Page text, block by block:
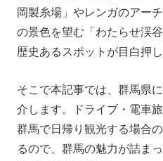
群馬の日帰り観光にぴっ
快適な群馬観光の必需品
群馬の日帰り電車旅にお
群馬で四季を感じられる
まとめ
岡製糸場」やレンガのアー
の景色を望む「わたらせ渓
歴史あるスポットが目白押し
そこで本記事では、群馬県
介します。ドライブ・電車
群馬で日帰り観光する場合
るので、群馬の魅力が詰ま